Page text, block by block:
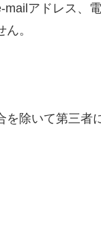
アドレス
。
除いて第三者